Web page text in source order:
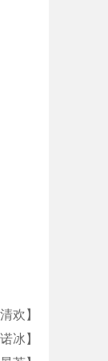
欢】
冰】